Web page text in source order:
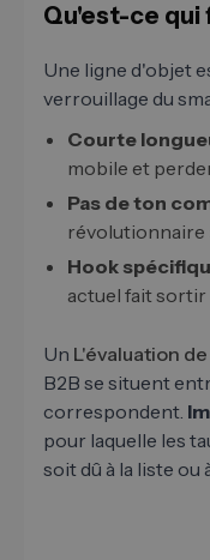
Qu'est-ce qui
Une ligne d'objet
verrouillage du
Courte
mobile et
Pas de ton
révolutionnaire
Hook
actuel fait sortir
Un L'évaluation
B2B se situent
correspondent.
pour laquelle les
soit dû à la liste ou